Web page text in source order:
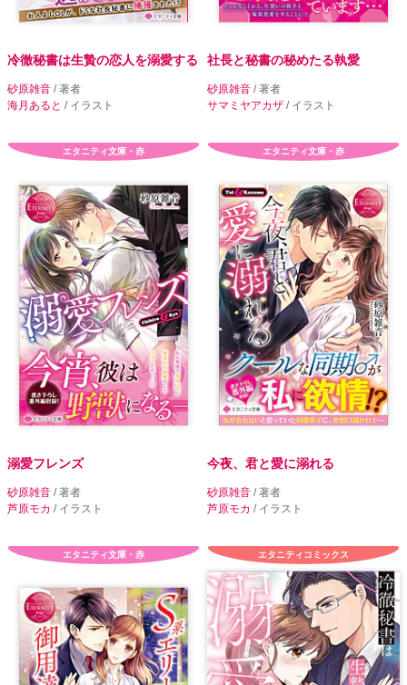
冷徹秘書は生贄の恋人を溺愛する
砂原雑音 / 著者
海月あると / イラスト
社長と秘書の秘めたる執愛
砂原雑音 / 著者
サマミヤアカザ / イラスト
エタニティ文庫・赤
溺愛フレンズ
砂原雑音 / 著者
芦原モカ / イラスト
エタニティ文庫・赤
今夜、君と愛に溺れる
砂原雑音 / 著者
芦原モカ / イラスト
エタニティ文庫・赤 エタニティコミックス